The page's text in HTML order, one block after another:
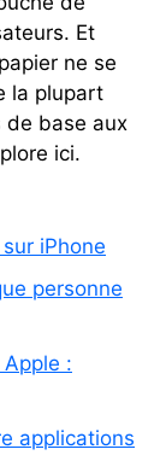
Et
ne se
la plupart
de base aux
ici.
iPhone
personne
:
applications